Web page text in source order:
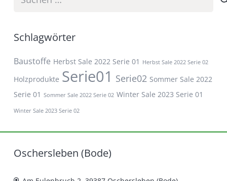
Schlagwörter
Baustoffe Herbst Sale 2022 Serie 01 Herbst Sale 2022 Serie 02
Holzprodukte Serie01 Serie02 Sommer Sale 2022
Serie 01 Sommer Sale 2022 Serie 02 Winter Sale 2023 Serie 01
Winter Sale 2023 Serie 02
Oschersleben (Bode)